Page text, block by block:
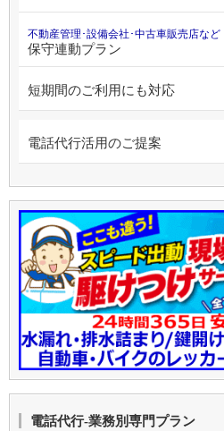
不動産管理･設備会社･中古車販売店など
保守連動プラン
短期間のご利用にも対応
電話代行活用のご提案
電話代行-業務別専門プラン